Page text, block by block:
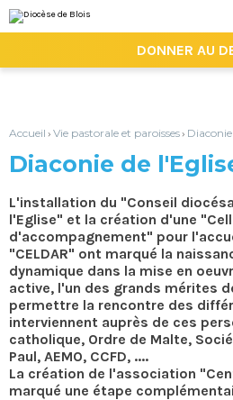
au
contenu.
la
personnels
DONNER AU
Accueil › Vie pastorale et paroisses›
Diaconie de
L'installation du "Conseil
l'Eglise" et la création d'une
d'accompagnement" pour
"CELDAR" ont marqué la
dynamique dans la mise en
active, l'un des grands mérites
permettre la rencontre des
interviennent auprès de ces
catholique, Ordre de Malte,
Paul, AEMO, CCFD, ....
La création de l'association
marqué une étape